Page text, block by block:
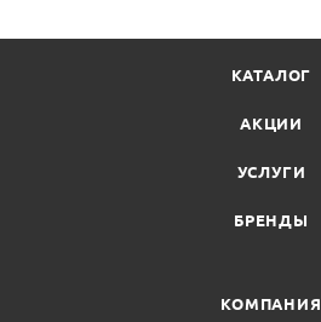
КАТАЛОГ
АКЦИИ
УСЛУГИ
БРЕНДЫ
КОМПАНИЯ